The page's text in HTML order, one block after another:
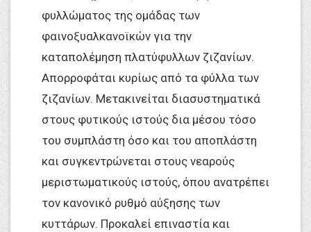
φυλλώματος της ομάδας των
φαινοξυαλκανοϊκών για την
καταπολέμηση πλατύφυλλων ζιζανίων.
Απορροφάται κυρίως από τα φύλλα των
ζιζανίων. Μετακινείται διασυστηματικά
στους φυτικούς ιστούς δια μέσου τόσο
του συμπλάστη όσο και του αποπλάστη
και συγκεντρώνεται στους νεαρούς
μεριστωματικούς ιστούς, όπου ανατρέπει
τον κανονικό ρυθμό αύξησης των
κυττάρων. Προκαλεί επιναστία και